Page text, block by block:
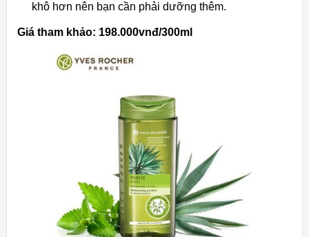
khô hơn nên bạn cần phải dưỡng thêm.
Giá tham khảo: 198.000vnđ/300ml